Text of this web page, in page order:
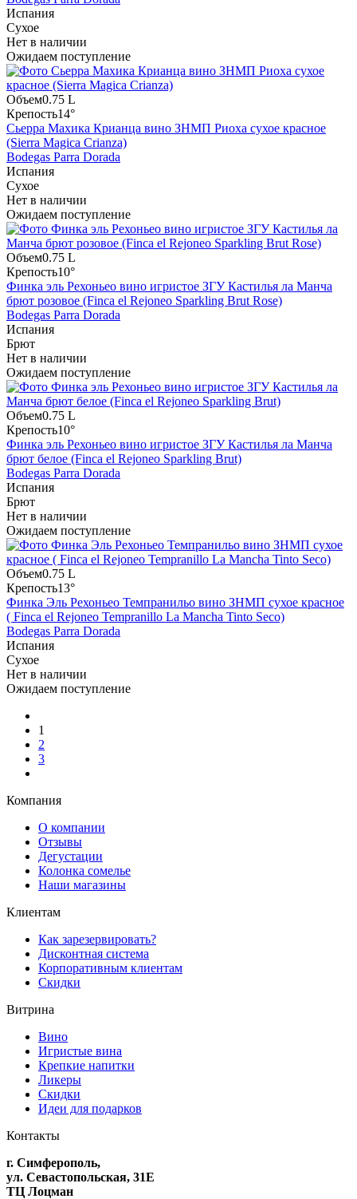
Испания
Сухое
Нет в наличии
Ожидаем поступление
Объем0.75 L
Крепость14°
Сьерра Махика Крианца вино ЗНМП Риоха сухое красное
(Sierra Magica Crianza)
Bodegas Parra Dorada
Испания
Сухое
Нет в наличии
Ожидаем поступление
Объем0.75 L
Крепость10°
Финка эль Рехоньео вино игристое ЗГУ Кастилья ла Манча
брют розовое (Finca el Rejoneo Sparkling Brut Rose)
Bodegas Parra Dorada
Испания
Брют
Нет в наличии
Ожидаем поступление
Объем0.75 L
Крепость10°
Финка эль Рехоньео вино игристое ЗГУ Кастилья ла Манча
брют белое (Finca el Rejoneo Sparkling Brut)
Bodegas Parra Dorada
Испания
Брют
Нет в наличии
Ожидаем поступление
Объем0.75 L
Крепость13°
Финка Эль Рехоньео Темпранильо вино ЗНМП сухое красное
( Finca el Rejoneo Tempranillo La Mancha Tinto Seco)
Bodegas Parra Dorada
Испания
Сухое
Нет в наличии
Ожидаем поступление
1
2
3
Компания
О компании
Отзывы
Дегустации
Колонка сомелье
Наши магазины
Клиентам
Как зарезервировать?
Дисконтная система
Корпоративным клиентам
Скидки
Витрина
Вино
Игристые вина
Крепкие напитки
Ликеры
Скидки
Идеи для подарков
Контакты
г. Симферополь,
ул. Севастопольская, 31Е
ТЦ Лоцман